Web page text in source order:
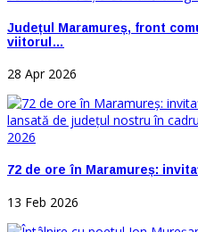
Județul Maramureș, front
viitorul…
28 Apr 2026
72 de ore în Maramureș:
13 Feb 2026